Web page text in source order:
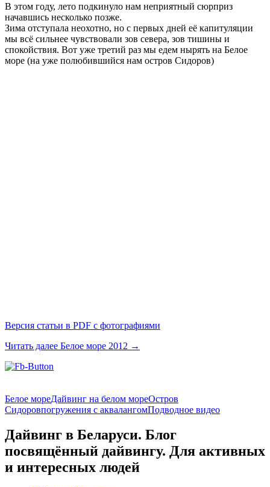
В этом году, лето подкинуло нам неприятный сюрприз
начавшись несколько позже.
Зима отступала неохотно, но с первых дней её капитуляции
мы всё сильнее чувствовали зов севера, зов тишины и
спокойствия. Вот уже третий раз мы едем нырять на Белое
море (на уже полюбившийся нам остров Сидоров)
Версия статьи в PDF с фотографиями
Читать далее Белое море 2012 →
Белое мореДайвинг на белом мореОстров
Сидоровпогружения с аквалангомПодводное видео
Дайвинг в Беларуси. Блог
посвящённый дайвингу. Для активных
и интересных людей